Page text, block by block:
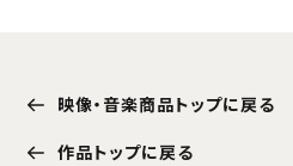
映像・音楽商品トップに戻る
作品トップに戻る